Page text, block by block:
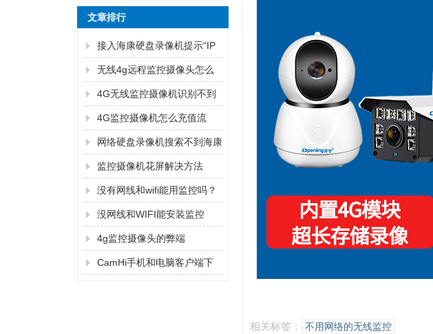
文章排行
接入海康硬盘录像机提示“IP
通道异常”解决方法
无线4g远程监控摄像头怎么
连手机
4G无线监控摄像机识别不到
内存卡怎么解决？
4G监控摄像机怎么充值流
量？
网络硬盘录像机搜索不到海康
监控摄像机的IP地址的解决方
法
监控摄像机花屏解决方法
没有网线和wifi能用监控吗？
没网线和WIFI能安装监控
吗？
4g监控摄像头的弊端
CamHi手机和电脑客户端下
相关标签： 不用网络的无线监控